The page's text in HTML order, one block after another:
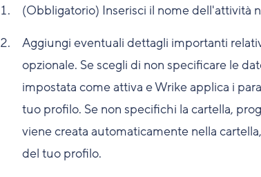
(Obbligatorio) Inserisci il nome dell'attività
Aggiungi eventuali dettagli importanti
opzionale. Se scegli di non specificare le
impostata come attiva e Wrike applica i
tuo profilo. Se non specifichi la cartella,
viene creata automaticamente nella
del tuo profilo.